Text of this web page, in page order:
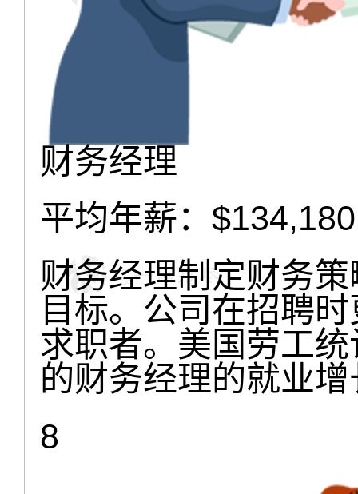
财务经理
平均年薪：$134,180
财务经理制定财务
目标。公司在招聘
求职者。美国劳工
的财务经理的就业
8